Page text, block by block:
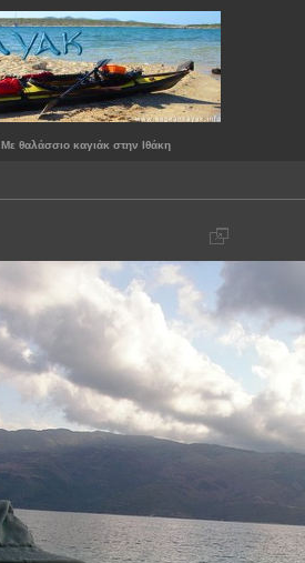
Με θαλάσσιο καγιάκ στην Ιθάκη